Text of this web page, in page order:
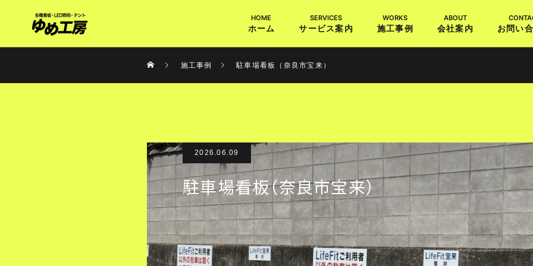
ホーム サービス案内 施工事例 会社案内 お問い
施工事例 駐車場看板（奈良市宝来）
2026.06.09
駐車場看板（奈良市宝来）